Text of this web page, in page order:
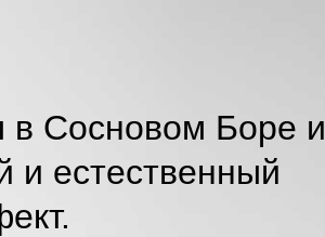
в Сосновом Боре и
и естественный